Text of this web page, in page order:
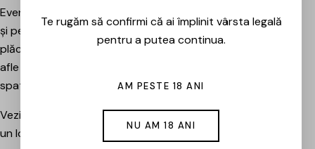
Evenimentele sunt potrivite atât pentru pasionați, cât
și pentru cei care vor pur și simplu să petreacă o seară
plăcută între prieteni, să descopere băuturi noi și să
afle mai multe despre cramele sau producătorii din
spatele lor.
Vezi evenimentele organizate de Drinks Hub și rezervă
un loc la următoarea degustare.
Te rugăm să confirmi că ai împlinit vârsta legală
pentru a putea continua.
AM PESTE 18 ANI
NU AM 18 ANI